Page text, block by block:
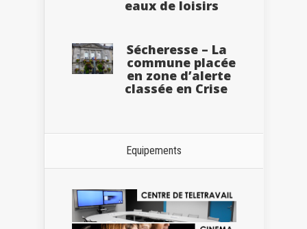
eaux de loisirs
Sécheresse – La
commune placée
en zone d’alerte
classée en Crise
Equipements